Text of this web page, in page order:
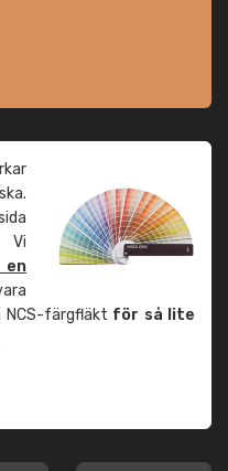
Vi
en
NCS-färgfläkt för så lite